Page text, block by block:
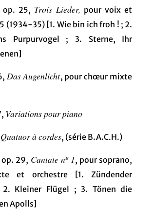
op. 25, Trois Lieder, pour voix et
(1934-35) [1. Wie bin ich froh ! ; 2.
Purpurvogel ; 3. Sterne, Ihr
Das Augenlicht, pour chœur mixte
Variations pour piano
Quatuor à cordes, (série B.A.C.H.)
29, Cantate nº 1, pour soprano,
et orchestre [1. Zündender
Kleiner Flügel ; 3. Tönen die
Apolls]